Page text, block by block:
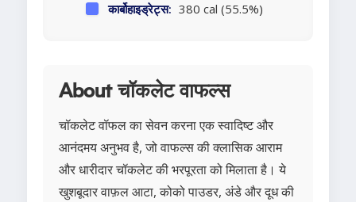
कार्बोहाइड्रेट्स: 380 cal (55.5%)
About चॉकलेट वाफल्स
चॉकलेट वॉफल का सेवन करना एक स्वादिष्ट और
आनंदमय अनुभव है, जो वाफल्स की क्लासिक आराम
और धारीदार चॉकलेट की भरपूरता को मिलाता है। ये
खुशबूदार वाफ़ल आटा, कोको पाउडर, अंडे और दूध की